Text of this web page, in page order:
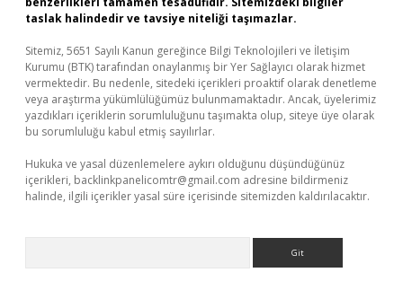
taslak halindedir ve tavsiye niteliği taşımazlar.
Sitemiz, 5651 Sayılı Kanun gereğince Bilgi Teknolojileri ve İletişim
Kurumu (BTK) tarafından onaylanmış bir Yer Sağlayıcı olarak hizmet
vermektedir. Bu nedenle, sitedeki içerikleri proaktif olarak denetleme
veya araştırma yükümlülüğümüz bulunmamaktadır. Ancak, üyelerimiz
yazdıkları içeriklerin sorumluluğunu taşımakta olup, siteye üye olarak
bu sorumluluğu kabul etmiş sayılırlar.
Hukuka ve yasal düzenlemelere aykırı olduğunu düşündüğünüz
içerikleri, backlinkpanelicomtr@gmail.com adresine bildirmeniz
halinde, ilgili içerikler yasal süre içerisinde sitemizden kaldırılacaktır.